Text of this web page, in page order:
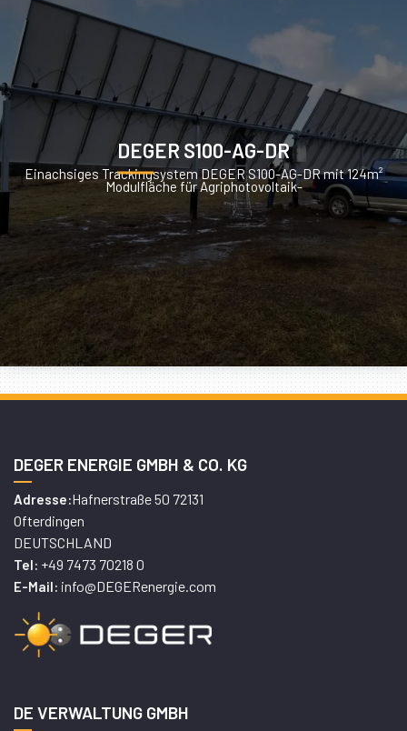
DEGER S100-AG-DR
Einachsiges Trackingsystem DEGER S100-AG-DR mit 124m²
Modulfläche für Agriphotovoltaik-
DEGER ENERGIE GMBH & CO. KG
Adresse:Hafnerstraße 50 72131
Ofterdingen
DEUTSCHLAND
Tel: +49 7473 70218 0
E-Mail: info@DEGERenergie.com
DE VERWALTUNG GMBH